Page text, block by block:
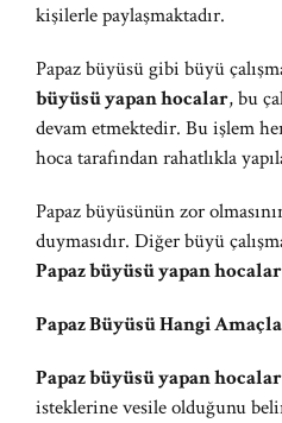
kişilerle paylaşmaktadır.
Papaz büyüsü gibi büyü
büyüsü yapan hocalar, bu
devam etmektedir. Bu işlem
hoca tarafından rahatlıkla
Papaz büyüsünün zor
duymasıdır. Diğer büyü
Papaz büyüsü yapan hocalar
Papaz Büyüsü Hangi Amaçla
Papaz büyüsü yapan hocalar
isteklerine vesile olduğunu